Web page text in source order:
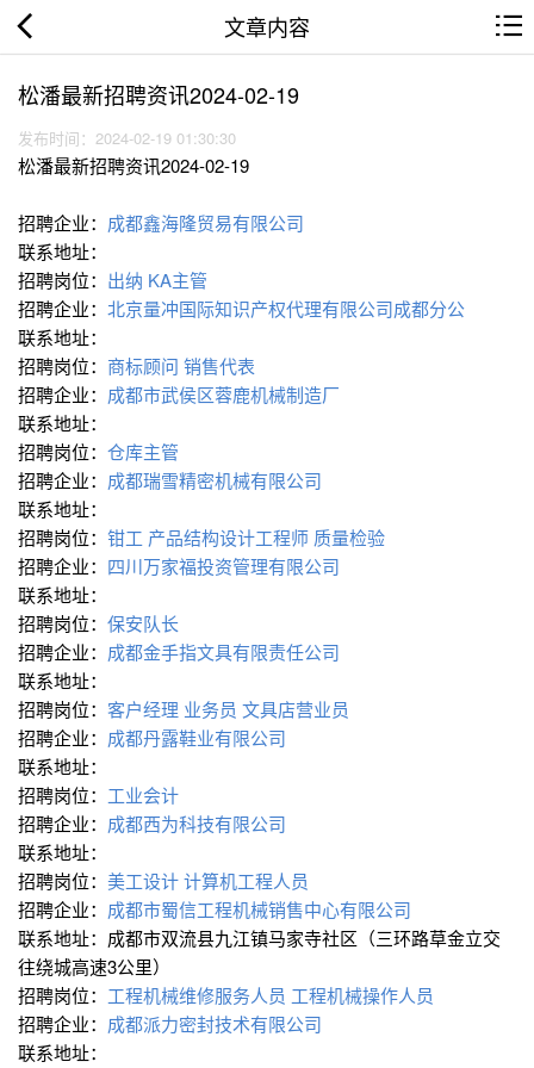
文章内容
松潘最新招聘资讯2024-02-19
发布时间：2024-02-19 01:30:30
松潘最新招聘资讯2024-02-19
招聘企业： 成都鑫海隆贸易有限公司
联系地址：
招聘岗位： 出纳 KA主管
招聘企业： 北京量冲国际知识产权代理有限公司成都分公
联系地址：
招聘岗位： 商标顾问 销售代表
招聘企业： 成都市武侯区蓉鹿机械制造厂
联系地址：
招聘岗位： 仓库主管
招聘企业： 成都瑞雪精密机械有限公司
联系地址：
招聘岗位： 钳工 产品结构设计工程师 质量检验
招聘企业： 四川万家福投资管理有限公司
联系地址：
招聘岗位： 保安队长
招聘企业： 成都金手指文具有限责任公司
联系地址：
招聘岗位： 客户经理 业务员 文具店营业员
招聘企业： 成都丹露鞋业有限公司
联系地址：
招聘岗位： 工业会计
招聘企业： 成都西为科技有限公司
联系地址：
招聘岗位： 美工设计计算机工程人员
招聘企业： 成都市蜀信工程机械销售中心有限公司
联系地址：成都市双流县九江镇马家寺社区（三环路草金立交
往绕城高速3公里）
招聘岗位： 工程机械维修服务人员 工程机械操作人员
招聘企业： 成都派力密封技术有限公司
联系地址：